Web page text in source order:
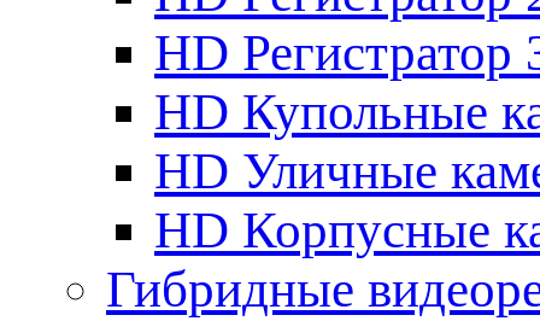
HD Регистратор
HD Купольные
HD Уличные
HD Корпусные
Гибридные